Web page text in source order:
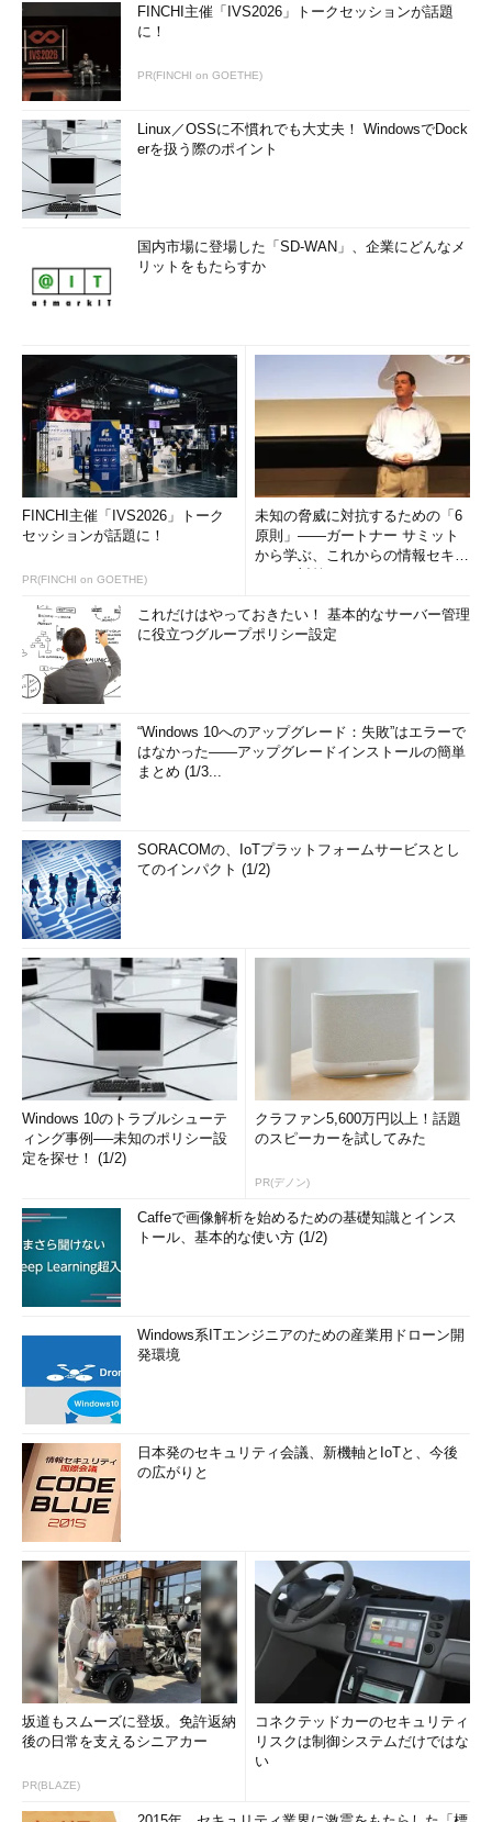
FINCHI主催「IVS2026」トークセッションが話題
に！
PR(FINCHI on GOETHE)
Linux／OSSに不慣れでも大丈夫！ WindowsでDock
erを扱う際のポイント
国内市場に登場した「SD-WAN」、企業にどんなメ
リットをもたらすか
FINCHI主催「IVS2026」トーク
セッションが話題に！
PR(FINCHI on GOETHE)
未知の脅威に対抗するための「6
原則」――ガートナー サミット
から学ぶ、これからの情報セキュ
これだけはやっておきたい！ 基本的なサーバー管理
に役立つグループポリシー設定
“Windows 10へのアップグレード：失敗”はエラーで
はなかった――アップグレードインストールの簡単
まとめ (1/3...
SORACOMの、IoTプラットフォームサービスとし
てのインパクト (1/2)
Windows 10のトラブルシューテ
ィング事例──未知のポリシー設
定を探せ！ (1/2)
クラファン5,600万円以上！話題
のスピーカーを試してみた
PR(デノン)
Caffeで画像解析を始めるための基礎知識とインス
トール、基本的な使い方 (1/2)
Windows系ITエンジニアのための産業用ドローン開
発環境
日本発のセキュリティ会議、新機軸とIoTと、今後
の広がりと
坂道もスムーズに登坂。免許返納
後の日常を支えるシニアカー
PR(BLAZE)
コネクテッドカーのセキュリティ
リスクは制御システムだけではな
い